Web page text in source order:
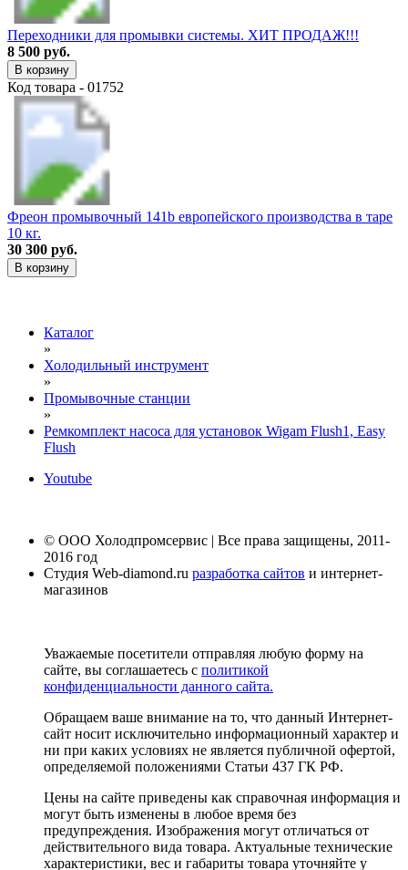
Переходники для промывки системы. ХИТ ПРОДАЖ!!!
8 500 руб.
В корзину
Код товара - 01752
Фреон промывочный 141b европейского производства в таре
10 кг.
30 300 руб.
В корзину
Каталог
»
Холодильный инструмент
»
Промывочные станции
»
Ремкомплект насоса для установок Wigam Flush1, Easy
Flush
Youtube
© ООО Холодпромсервис | Все права защищены, 2011-
2016 год
Студия Web-diamond.ru разработка сайтов и интернет-
магазинов
Уважаемые посетители отправляя любую форму на
сайте, вы соглашаетесь с политикой
конфиденциальности данного сайта.
Обращаем ваше внимание на то, что данный Интернет-
сайт носит исключительно информационный характер и
ни при каких условиях не является публичной офертой,
определяемой положениями Статьи 437 ГК РФ.
Цены на сайте приведены как справочная информация и
могут быть изменены в любое время без
предупреждения. Изображения могут отличаться от
действительного вида товара. Актуальные технические
характеристики, вес и габариты товара уточняйте у